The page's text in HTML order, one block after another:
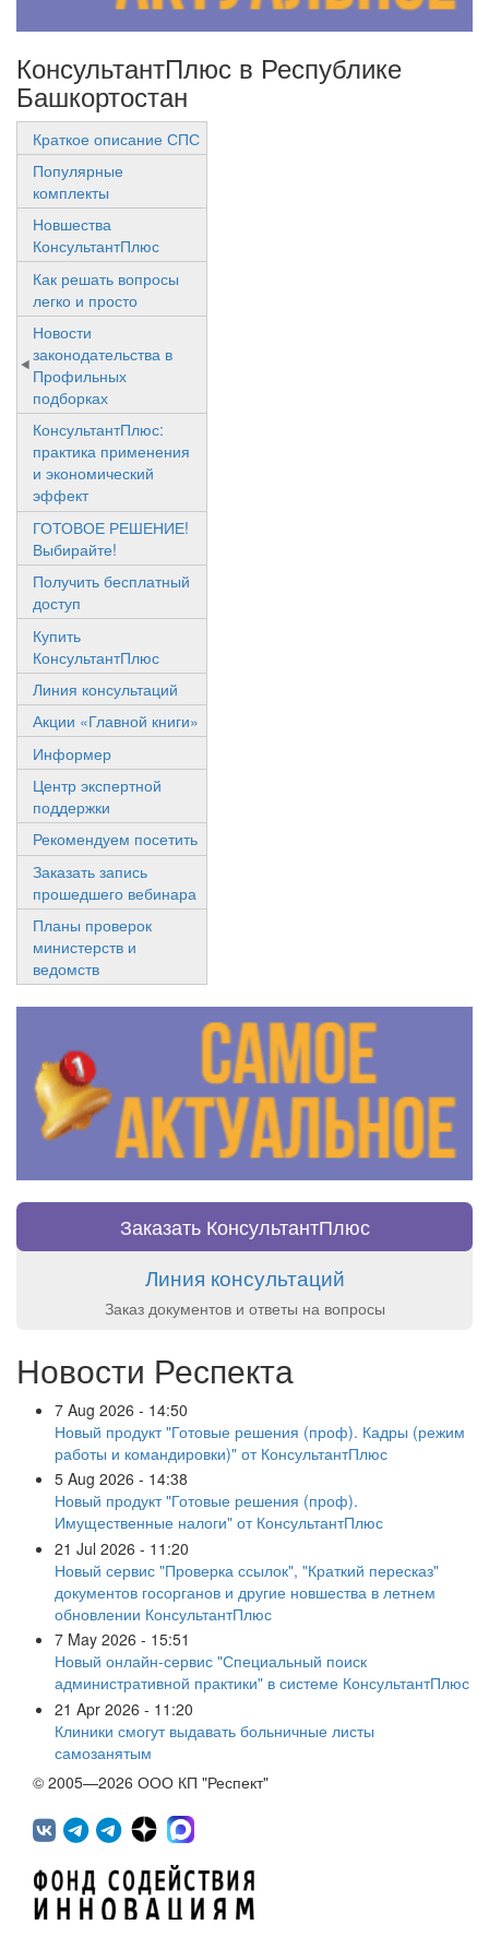
КонсультантПлюс в Республике
Башкортостан
Краткое описание СПС
Популярные
комплекты
Новшества
КонсультантПлюс
Как решать вопросы
легко и просто
Новости
законодательства в
Профильных
подборках
КонсультантПлюс:
практика применения
и экономический
эффект
ГОТОВОЕ РЕШЕНИЕ!
Выбирайте!
Получить бесплатный
доступ
Купить
КонсультантПлюс
Линия консультаций
Акции «Главной книги»
Информер
Центр экспертной
поддержки
Рекомендуем посетить
Заказать запись
прошедшего вебинара
Планы проверок
министерств и
ведомств
Заказать КонсультантПлюс
Линия консультаций
Заказ документов и ответы на вопросы
Новости Респекта
7 Aug 2026 - 14:50
Новый продукт "Готовые решения (проф). Кадры (режим
работы и командировки)" от КонсультантПлюс
5 Aug 2026 - 14:38
Новый продукт "Готовые решения (проф).
Имущественные налоги" от КонсультантПлюс
21 Jul 2026 - 11:20
Новый сервис "Проверка ссылок", "Краткий пересказ"
документов госорганов и другие новшества в летнем
обновлении КонсультантПлюс
7 May 2026 - 15:51
Новый онлайн-сервис "Специальный поиск
административной практики" в системе КонсультантПлюс
21 Apr 2026 - 11:20
Клиники смогут выдавать больничные листы
самозанятым
© 2005—2026 ООО КП "Респект"